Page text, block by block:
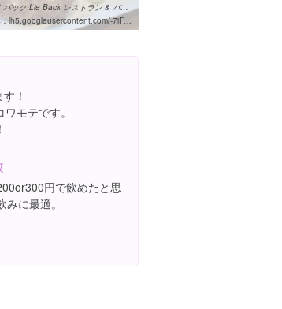
ライ バック Lie Back レストラン & バー bar
lh5.googleusercontent.com/-7iFwspXnOjw/UG0G7tQlllI/AAAAAAABkuA/9HR1SKtMnVk/w460-h310-s0/03%2B-%2B1
！
モテです。
円で飲めたと思
に最適。